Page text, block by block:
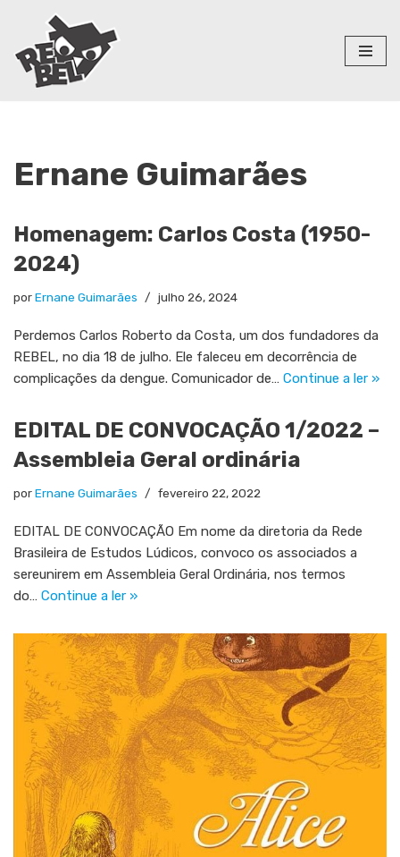
Pular
para
Ernane Guimarães
Homenagem: Carlos Costa (1950-
2024)
porErnane Guimarães julho 26, 2024
Perdemos Carlos Roberto da Costa, um dos fundadores da
REBEL, no dia 18 de julho. Ele faleceu em decorrência de
complicações da dengue. Comunicador de… Continue a ler »
EDITAL DE CONVOCAÇÃO 1/2022 –
Assembleia Geral ordinária
porErnane Guimarães fevereiro 22, 2022
EDITAL DE CONVOCAÇÃO Em nome da diretoria da Rede
Brasileira de Estudos Lúdicos, convoco os associados a
sereunirem em Assembleia Geral Ordinária, nos termos
do… Continue a ler »